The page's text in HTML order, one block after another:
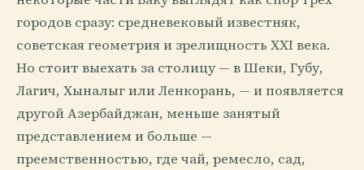
городов сразу: средневековый известняк,
советская геометрия и зрелищность XXI века.
Но стоит выехать за столицу — в Шеки, Губу,
Лагич, Хыналыг или Ленкорань, — и появляется
другой Азербайджан, меньше занятый
представлением и больше —
преемственностью, где чай, ремесло, сад,